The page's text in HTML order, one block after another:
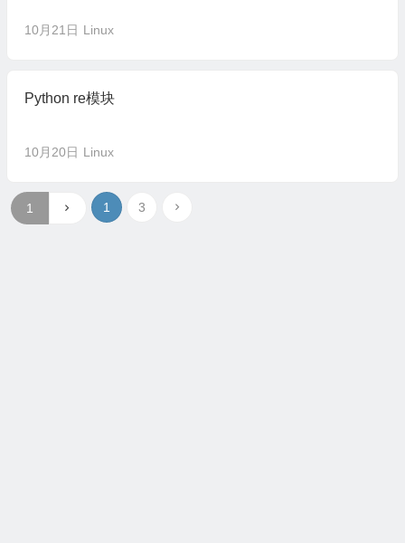
10月21日 Linux
Python re模块
10月20日 Linux
1 3